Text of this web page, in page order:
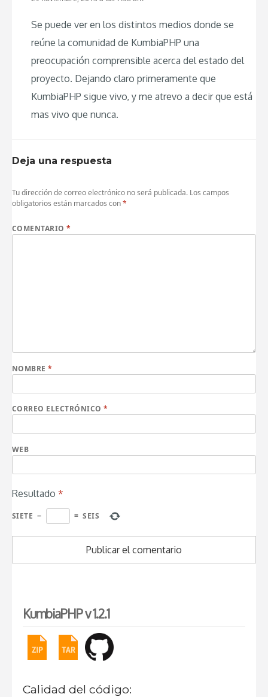
Se puede ver en los distintos medios donde se
reúne la comunidad de KumbiaPHP una
preocupación comprensible acerca del estado del
proyecto. Dejando claro primeramente que
KumbiaPHP sigue vivo, y me atrevo a decir que está
mas vivo que nunca.
Deja una respuesta
Tu dirección de correo electrónico no será publicada. Los campos
obligatorios están marcados con*
COMENTARIO*
NOMBRE*
CORREO ELECTRÓNICO*
WEB
Resultado *
SIETE − = SEIS
KumbiaPHP v 1.2.1
Calidad del código: